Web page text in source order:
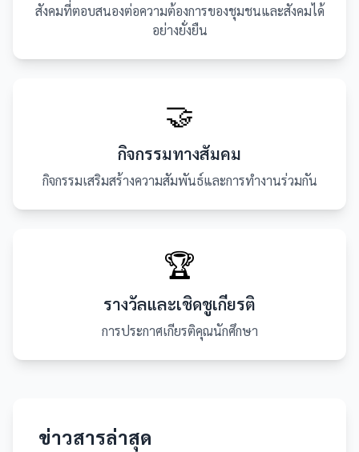
สังคมที่ตอบสนองต่อความต้องการของชุมชนและสังคมได้
อย่างยั่งยืน
🤝
กิจกรรมทางสัมคม
กิจกรรมเสริมสร้างความสัมพันธ์และการทำงานร่วมกัน
🏆
รางวัลและเชิดชูเกียรติ
การประกาศเกียรติคุณนักศึกษา
ข่าวสารล่าสุด